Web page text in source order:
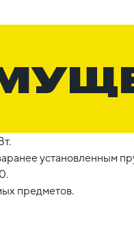
установленным
предметов.